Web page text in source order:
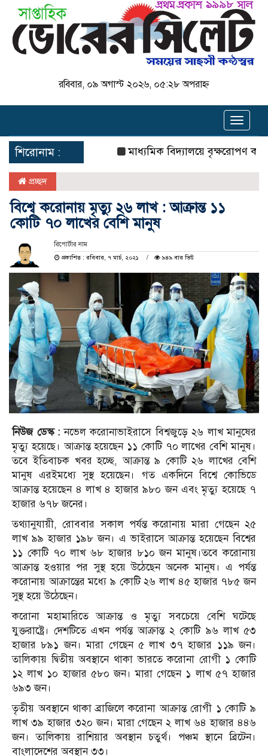
রবিবার, ০৯ অগাস্ট ২০২৬, ০৫:২৮ অপরাহ্ন
Toggle
শিরোনাম : মাধ্যমিক বিদ্যালয়ে বৃক্ষরোপণ কর্মসূচির
প্রচ্ছদ
বিশ্বে করোনায় মৃত্যু ২৬ লাখ : আক্রান্ত ১১
কোটি ৭০ লাখের বেশি মানুষ
রিপোর্টার নাম
প্রকাশিত : রবিবার, ৭ মার্চ, ২০২১
৯৪৯ বার ভিউ
নিউজ ডেস্ক : নভেল করোনাভাইরাসে বিশ্বজুড়ে ২৬ লাখ মানুষের
মৃত্যু হয়েছে। আক্রান্ত হয়েছেন ১১ কোটি ৭০ লাখের বেশি মানুষ।
তবে ইতিবাচক খবর হচ্ছে, আক্রান্ত ৯ কোটি ২৬ লাখের বেশি
মানুষ এরইমধ্যে সুস্থ হয়েছেন। গত একদিনে বিশ্বে কোভিডে
আক্রান্ত হয়েছেন ৪ লাখ ৪ হাজার ৯৮০ জন এবং মৃত্যু হয়েছে ৭
হাজার ৬৭৮ জনের।
তথ্যানুযায়ী, রোববার সকাল পর্যন্ত করোনায় মারা গেছেন ২৫
লাখ ৯৯ হাজার ১৯৮ জন। এ ভাইরাসে আক্রান্ত হয়েছেন বিশ্বের
১১ কোটি ৭০ লাখ ৬৮ হাজার ৮১০ জন মানুষ।তবে করোনায়
আক্রান্ত হওয়ার পর সুস্থ হয়ে উঠেছেন অনেক মানুষ। এ পর্যন্ত
করোনায় আক্রান্তের মধ্যে ৯ কোটি ২৬ লাখ ৪৫ হাজার ৭৮৫ জন
সুস্থ হয়ে উঠেছেন।
করোনা মহামারিতে আক্রান্ত ও মৃত্যু সবচেয়ে বেশি ঘটেছে
যুক্তরাষ্ট্রে। দেশটিতে এখন পর্যন্ত আক্রান্ত ২ কোটি ৯৬ লাখ ৫৩
হাজার ৮৯১ জন। মারা গেছেন ৫ লাখ ৩৭ হাজার ১১৯ জন।
তালিকায় দ্বিতীয় অবস্থানে থাকা ভারতে করোনা রোগী ১ কোটি
১২ লাখ ১০ হাজার ৫৮০ জন। মারা গেছেন ১ লাখ ৫৭ হাজার
৬৯৩ জন।
তৃতীয় অবস্থানে থাকা ব্রাজিলে করোনা আক্রান্ত রোগী ১ কোটি ৯
লাখ ৩৯ হাজার ৩২০ জন। মারা গেছেন ২ লাখ ৬৪ হাজার ৪৪৬
জন। তালিকায় রাশিয়ার অবস্থান চতুর্থ। পঞ্চম স্থানে ব্রিটেন।
বাংলাদেশের অবস্থান ৩৩।